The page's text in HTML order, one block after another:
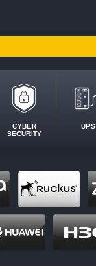
CYBER
SECURITY
UPS